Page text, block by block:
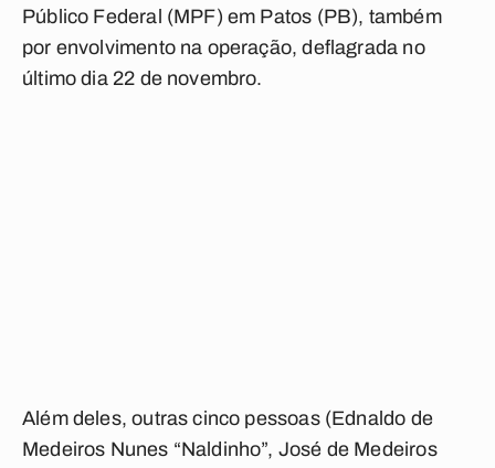
Público Federal (MPF) em Patos (PB), também
por envolvimento na operação, deflagrada no
último dia 22 de novembro.
Além deles, outras cinco pessoas (Ednaldo de
Medeiros Nunes “Naldinho”, José de Medeiros